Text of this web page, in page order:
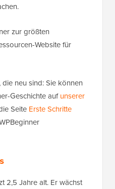
zur größten
Website für
neu sind: Sie können
Geschichte aufunserer
Seite Erste Schritte
2,5 Jahre alt. Er wächst